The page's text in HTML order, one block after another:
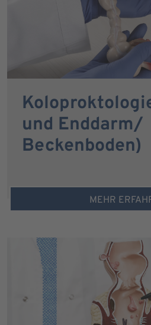
und Enddarm/
Beckenboden)
MEHR